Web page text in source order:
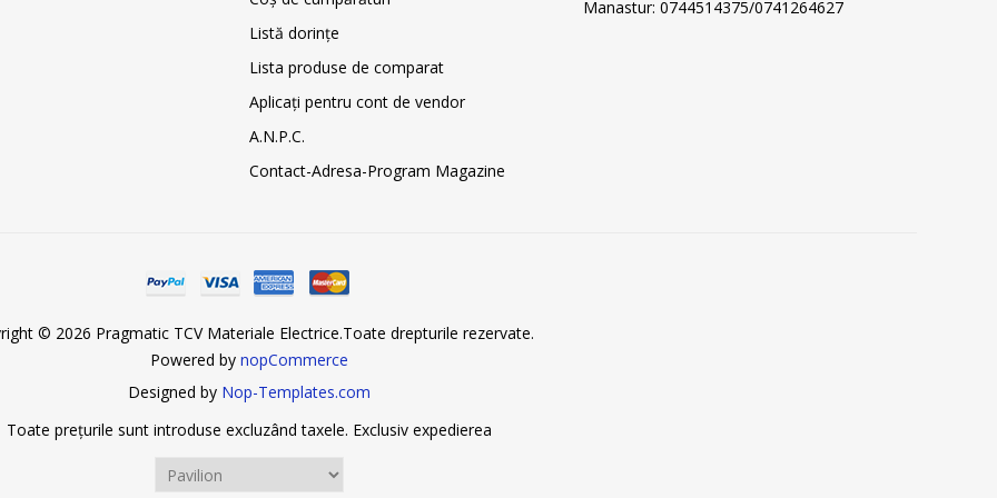
Listă dorințe
Lista produse de comparat
Aplicați pentru cont de vendor
A.N.P.C.
Contact-Adresa-Program Magazine
Manastur: 0744514375/0741264627
© 2026 Pragmatic TCV Materiale Electrice.Toate drepturile rezervate.
Powered by nopCommerce
Designed by Nop-Templates.com
Toate prețurile sunt introduse excluzând taxele. Exclusiv expedierea